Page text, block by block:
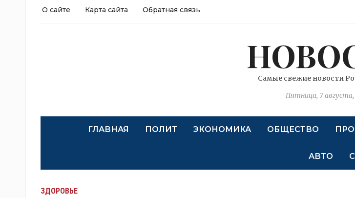
О сайте Карта сайта Обратная связь
Самые свежие новости
Пятница, 7 августа,
ГЛАВНАЯ ПОЛИТ ЭКОНОМИКА ОБЩЕСТВО
АВТО
ЗДОРОВЬЕ